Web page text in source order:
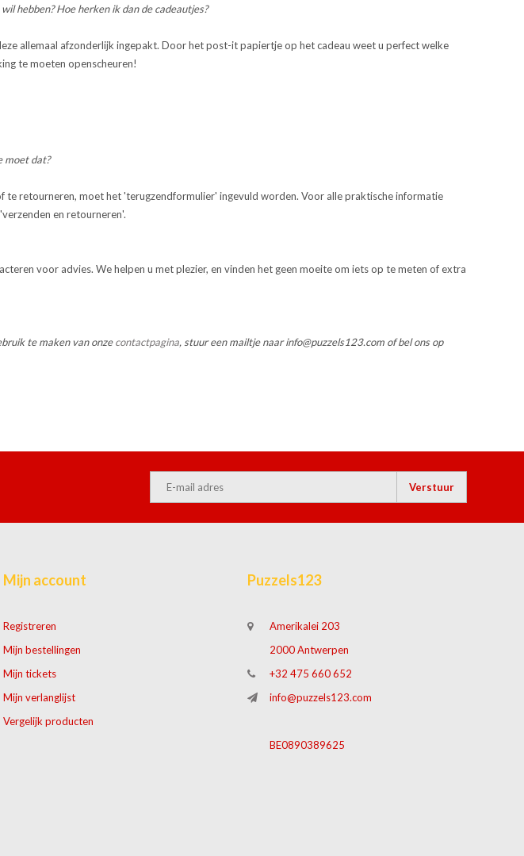
hebben? Hoe herken ik dan de cadeautjes?
allemaal afzonderlijk ingepakt. Door het post-it papiertje op het cadeau weet u perfect welke
te moeten openscheuren!
moet dat?
te retourneren, moet het 'terugzendformulier' ingevuld worden. Voor alle praktische informatie
en retourneren'.
voor advies. We helpen u met plezier, en vinden het geen moeite om iets op te meten of extra
te maken van onzecontactpagina, stuur een mailtje naarinfo@puzzels123.comof bel ons op
Verstuur
Mijn account
Registreren
Mijn bestellingen
Mijn tickets
Mijn verlanglijst
Vergelijk producten
Puzzels123
Amerikalei 203
2000 Antwerpen
+32 475 660 652
info@puzzels123.com
BE0890389625